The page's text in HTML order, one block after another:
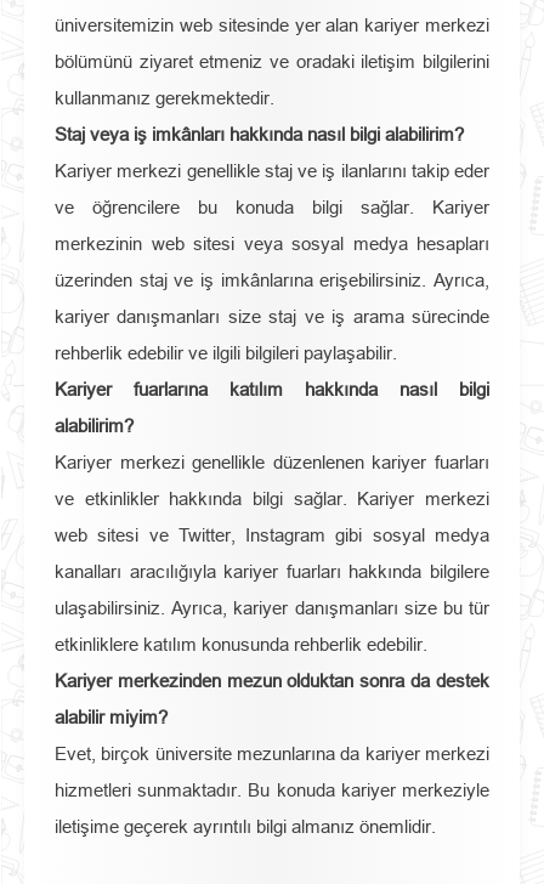
üniversitemizin web sitesinde yer alan kariyer merkezi
bölümünü ziyaret etmeniz ve oradaki iletişim bilgilerini
kullanmanız gerekmektedir.
Staj veya iş imkânları hakkında nasıl bilgi alabilirim?
Kariyer merkezi genellikle staj ve iş ilanlarını takip eder
ve öğrencilere bu konuda bilgi sağlar. Kariyer
merkezinin web sitesi veya sosyal medya hesapları
üzerinden staj ve iş imkânlarına erişebilirsiniz. Ayrıca,
kariyer danışmanları size staj ve iş arama sürecinde
rehberlik edebilir ve ilgili bilgileri paylaşabilir.
Kariyer fuarlarına katılım hakkında nasıl bilgi
alabilirim?
Kariyer merkezi genellikle düzenlenen kariyer fuarları
ve etkinlikler hakkında bilgi sağlar. Kariyer merkezi
web sitesi ve Twitter, Instagram gibi sosyal medya
kanalları aracılığıyla kariyer fuarları hakkında bilgilere
ulaşabilirsiniz. Ayrıca, kariyer danışmanları size bu tür
etkinliklere katılım konusunda rehberlik edebilir.
Kariyer merkezinden mezun olduktan sonra da destek
alabilir miyim?
Evet, birçok üniversite mezunlarına da kariyer merkezi
hizmetleri sunmaktadır. Bu konuda kariyer merkeziyle
iletişime geçerek ayrıntılı bilgi almanız önemlidir.